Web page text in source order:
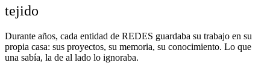
tejido
Durante años, cada entidad de REDES guardaba su trabajo en su
propia casa: sus proyectos, su memoria, su conocimiento. Lo que
una sabía, la de al lado lo ignoraba.